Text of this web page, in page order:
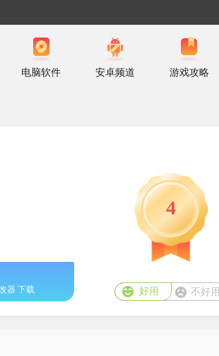
电脑软件 安卓频道 游戏攻略
器 下载
4
好用 不好用